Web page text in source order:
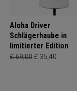
Aloha Driver
Schlägerhaube in
limitierter Edition
£ 69,00 £ 35,40